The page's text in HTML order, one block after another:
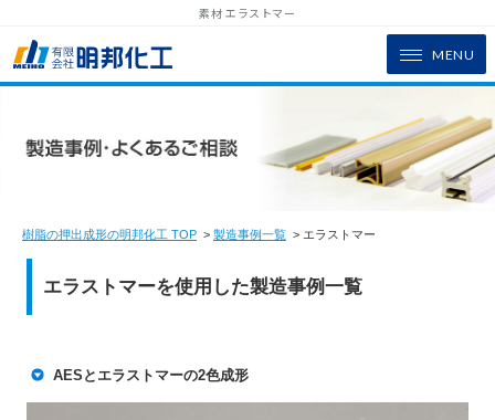
素材 エラストマー
MENU
樹脂の押出成形の明邦化工 TOP > 製造事例一覧 > エラストマー
エラストマーを使用した製造事例一覧
AESとエラストマーの2色成形